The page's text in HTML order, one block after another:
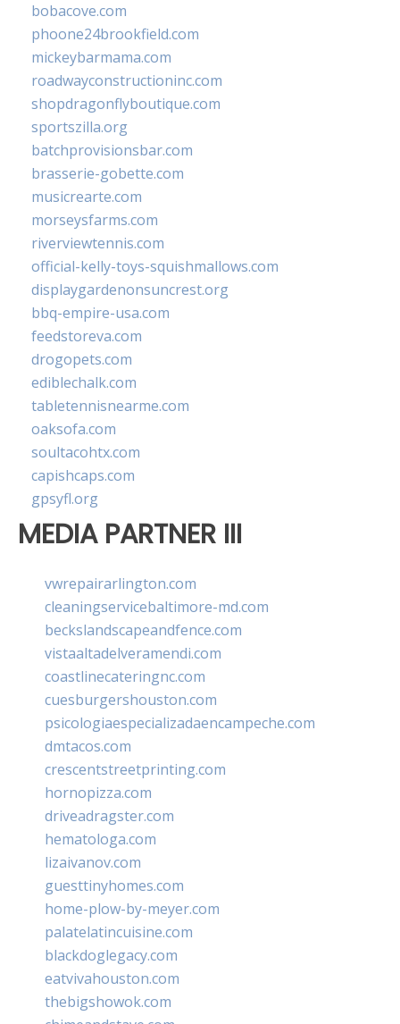
bobacove.com
phoone24brookfield.com
mickeybarmama.com
roadwayconstructioninc.com
shopdragonflyboutique.com
sportszilla.org
batchprovisionsbar.com
brasserie-gobette.com
musicrearte.com
morseysfarms.com
riverviewtennis.com
official-kelly-toys-squishmallows.com
displaygardenonsuncrest.org
bbq-empire-usa.com
feedstoreva.com
drogopets.com
ediblechalk.com
tabletennisnearme.com
oaksofa.com
soultacohtx.com
capishcaps.com
gpsyfl.org
MEDIA PARTNER III
vwrepairarlington.com
cleaningservicebaltimore-md.com
beckslandscapeandfence.com
vistaaltadelveramendi.com
coastlinecateringnc.com
cuesburgershouston.com
psicologiaespecializadaencampeche.com
dmtacos.com
crescentstreetprinting.com
hornopizza.com
driveadragster.com
hematologa.com
lizaivanov.com
guesttinyhomes.com
home-plow-by-meyer.com
palatelatincuisine.com
blackdoglegacy.com
eatvivahouston.com
thebigshowok.com